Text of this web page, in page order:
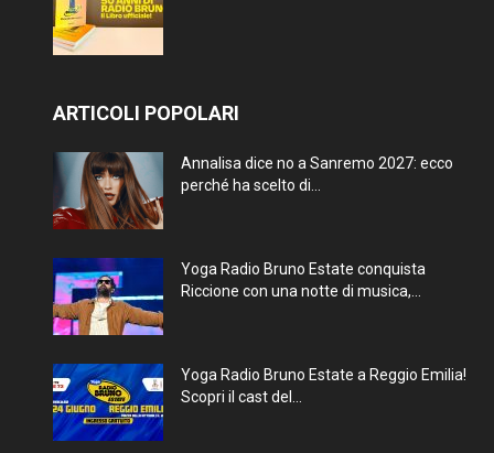
ARTICOLI POPOLARI
Annalisa dice no a Sanremo 2027: ecco
perché ha scelto di...
Yoga Radio Bruno Estate conquista
Riccione con una notte di musica,...
Yoga Radio Bruno Estate a Reggio Emilia!
Scopri il cast del...